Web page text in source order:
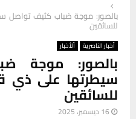
بالصور: موجة ضباب كثيف تواصل
للسائقين
أخبار الناصرية ألأخبار
بالصور: موجة
سيطرتها على ذي
للسائقين
16 ديسمبر، 2025